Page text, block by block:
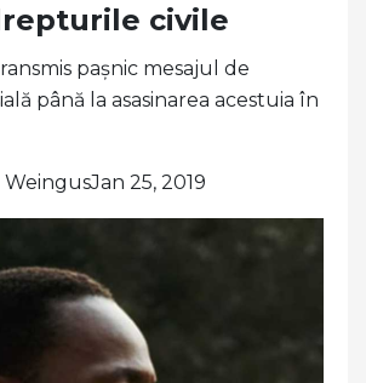
civile
pașnic mesajul de
până la asasinarea acestuia în
25, 2019